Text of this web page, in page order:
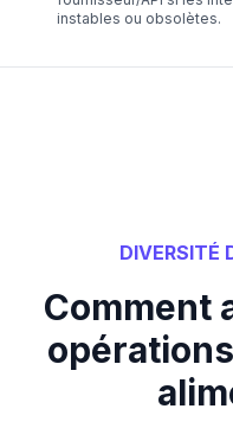
instables ou obsolètes.
DIVERSITÉ
Comment